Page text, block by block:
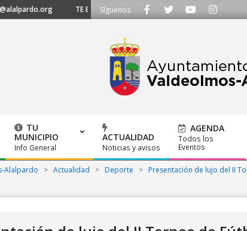
TE ESCUCHAMOS - Llámanos al 91 620 21 53 o
Síguenos
TU
MUNICIPIO
Info General
ACTUALIDAD
Noticias y avisos
AGENDA
Todos los
Eventos
Alalpardo > Actualidad > Deporte > Presentación de lujo del II